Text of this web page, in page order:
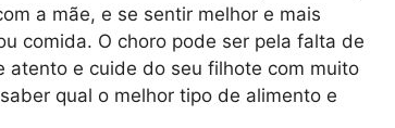
a mãe, e se sentir melhor e mais
comida. O choro pode ser pela falta de
atento e cuide do seu filhote com muito
qual o melhor tipo de alimento e